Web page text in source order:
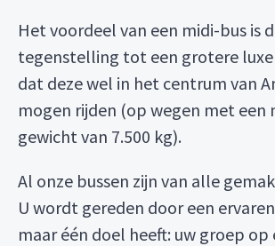
Het voordeel van een midi-bus is
tegenstelling tot een grotere
dat deze wel in het centrum van
mogen rijden (op wegen met een
gewicht van 7.500 kg).
Al onze bussen zijn van alle
U wordt gereden door een
maar één doel heeft: uw groep op